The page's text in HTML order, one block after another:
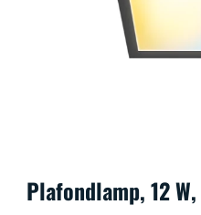
Plafondlamp, 12